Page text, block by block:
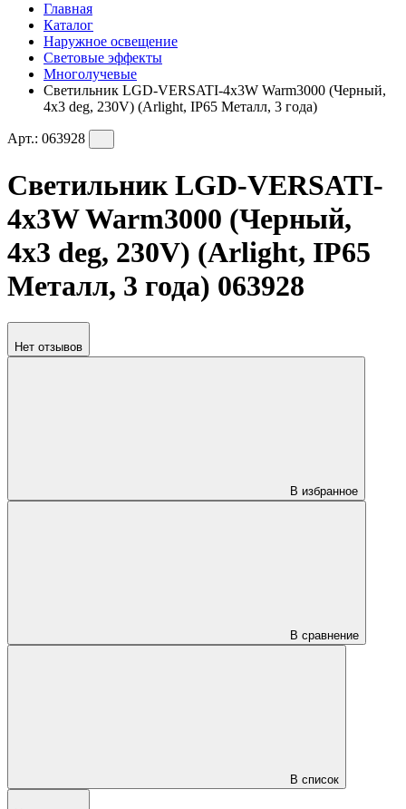
Главная
Каталог
Наружное освещение
Световые эффекты
Многолучевые
Светильник LGD-VERSATI-4x3W Warm3000 (Черный,
4x3 deg, 230V) (Arlight, IP65 Металл, 3 года)
Арт.: 063928
Светильник LGD-VERSATI-
4x3W Warm3000 (Черный,
4x3 deg, 230V) (Arlight, IP65
Металл, 3 года) 063928
Нет отзывов
В избранное
В сравнение
В список